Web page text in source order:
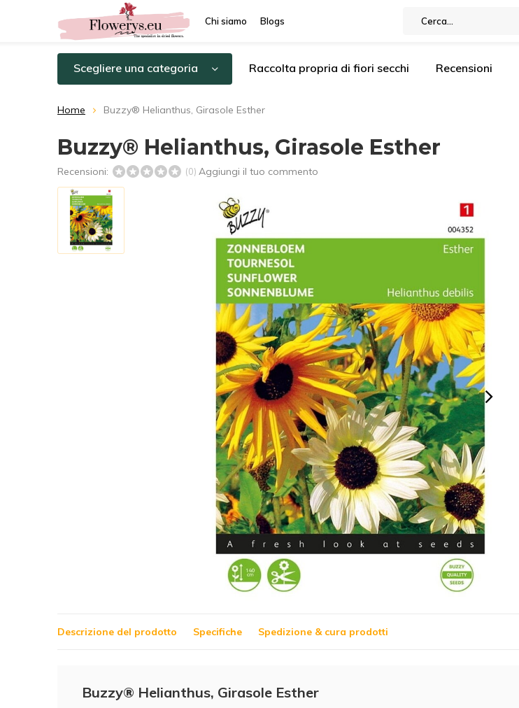
Chi siamo Blogs
Scegliere una categoria Raccolta propria di fiori secchi Recensioni
Home Buzzy® Helianthus, Girasole Esther
Buzzy® Helianthus, Girasole Esther
Recensioni: (0) Aggiungi il tuo commento
Descrizione del prodotto Specifiche Spedizione & cura prodotti
Buzzy® Helianthus, Girasole Esther